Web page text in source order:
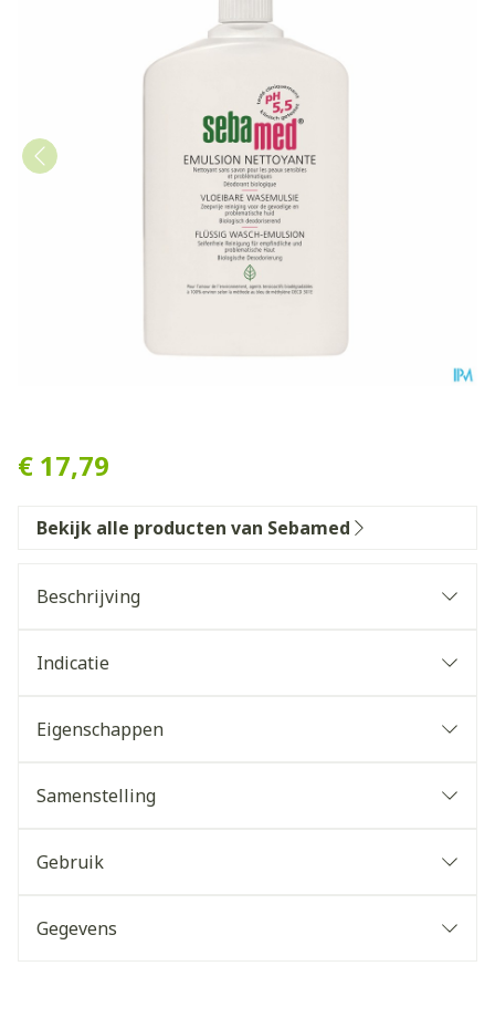
€ 17,79
Bekijk alle producten van Sebamed
Beschrijving
Indicatie
Eigenschappen
Samenstelling
Gebruik
Gegevens